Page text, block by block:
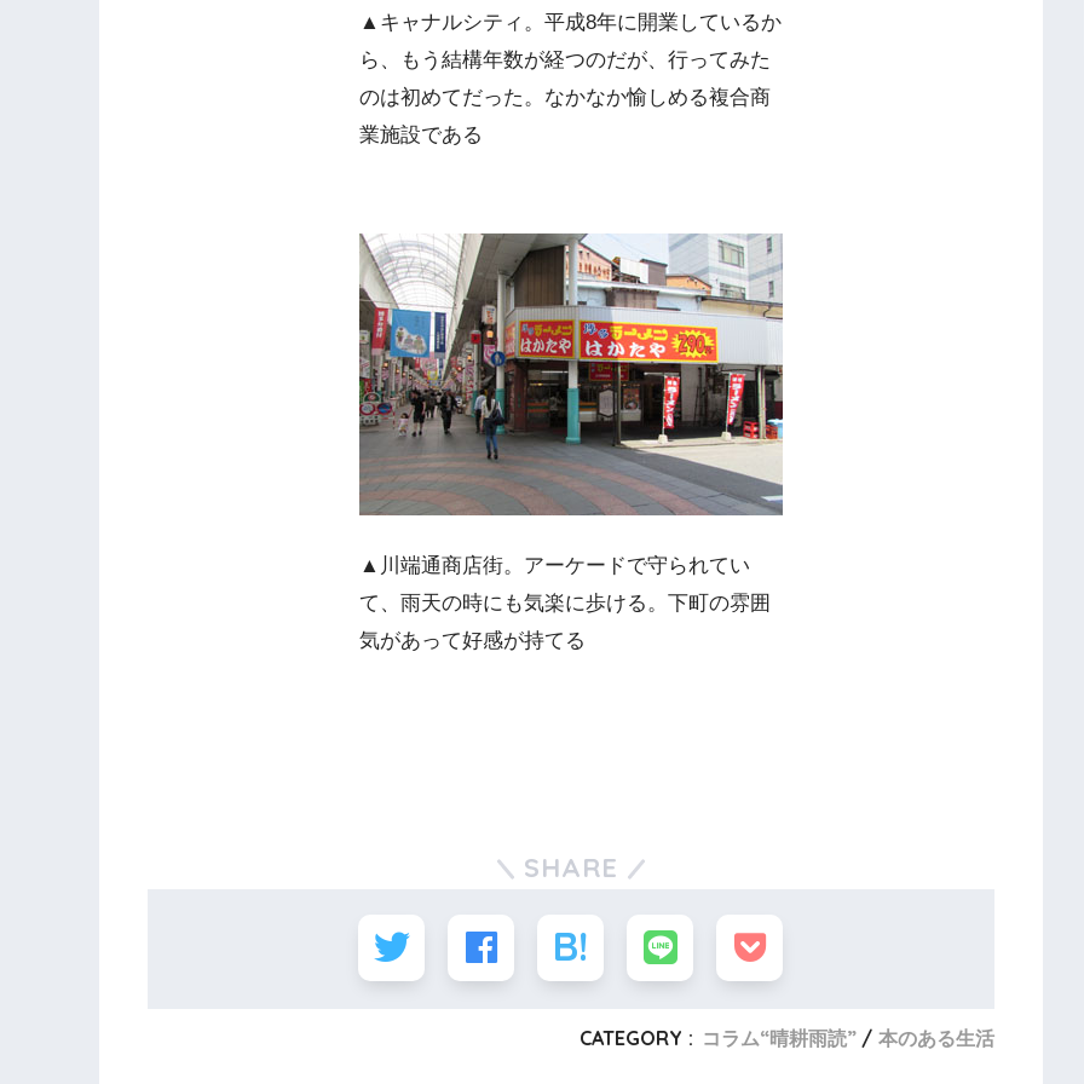
▲キャナルシティ。平成8年に開業しているか
ら、もう結構年数が経つのだが、行ってみた
のは初めてだった。なかなか愉しめる複合商
業施設である
▲川端通商店街。アーケードで守られてい
て、雨天の時にも気楽に歩ける。下町の雰囲
気があって好感が持てる
SHARE
CATEGORY : コラム“晴耕雨読” 本のある生活